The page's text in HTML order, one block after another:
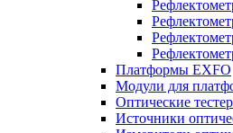
Платформы EXFO
Модули для
Оптические
Источники